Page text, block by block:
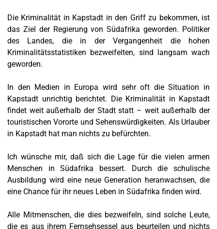
Die Kriminalität in Kapstadt in den Griff zu bekommen, ist
das Ziel der Regierung von Südafrika geworden. Politiker
des Landes, die in der Vergangenheit die hohen
Kriminalitätsstatistiken bezweifelten, sind langsam wach
geworden.
In den Medien in Europa wird sehr oft die Situation in
Kapstadt unrichtig berichtet. Die Kriminalität in Kapstadt
findet weit außerhalb der Stadt statt – weit außerhalb der
touristischen Vororte und Sehenswürdigkeiten. Als Urlauber
in Kapstadt hat man nichts zu befürchten.
Ich wünsche mir, daß sich die Lage für die vielen armen
Menschen in Südafrika bessert. Durch die schulische
Ausbildung wird eine neue Generation heranwachsen, die
eine Chance für ihr neues Leben in Südafrika finden wird.
Alle Mitmenschen, die dies bezweifeln, sind solche Leute,
die es aus ihrem Fernsehsessel aus beurteilen und nichts